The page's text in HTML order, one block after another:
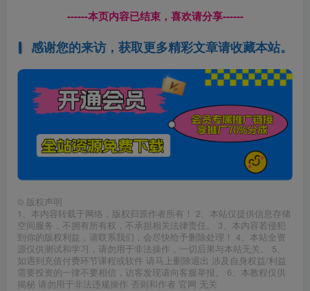
------本页内容已结束，喜欢请分享------
感谢您的来访，获取更多精彩文章请收藏本站。
© 版权声明
1、本内容转载于网络，版权归原作者所有！ 2、本站仅提供信息存储
空间服务，不拥有所有权，不承担相关法律责任。 3、本内容若侵犯
到你的版权利益，请联系我们，会尽快给予删除处理！ 4、本站全资
源仅供测试和学习，请勿用于非法操作，一切后果与本站无关。 5、
如遇到充值付费环节课程或软件 请马上删除退出 涉及自身权益/利益
需要投资的一律不要相信，访客发现请向客服举报。 6、本教程仅供
揭秘 请勿用于非法违规操作 否则和作者 官网 无关